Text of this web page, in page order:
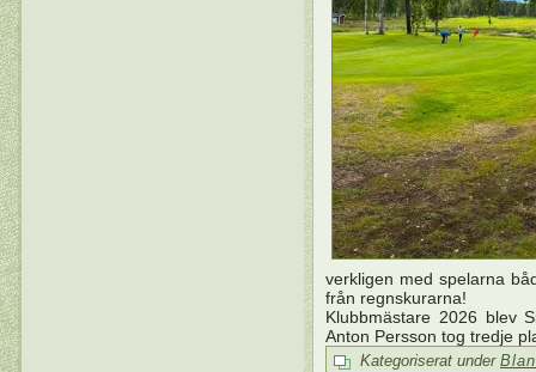
verkligen med spelarna
från regnskurarna!
Klubbmästare 2026 blev
Anton Persson tog tredje
Kategoriserat under